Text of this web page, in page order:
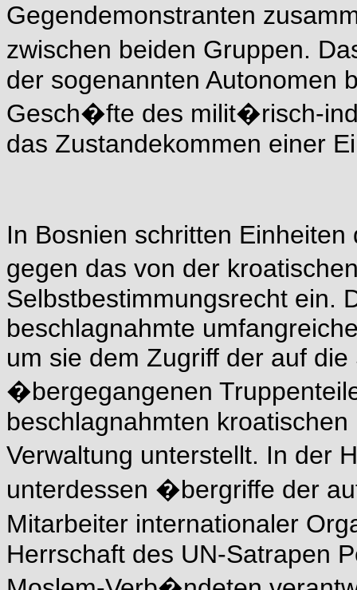
Gegendemonstranten
zwischen beiden Gruppen.
der sogenannten Autonomen
Gesch�fte des milit�risch-
das Zustandekommen einer
In Bosnien schritten
gegen das von der
Selbstbestimmungsrecht ein.
beschlagnahmte
um sie dem Zugriff der auf
�bergegangenen
beschlagnahmten
Verwaltung unterstellt. In der
unterdessen �bergriffe der
Mitarbeiter internationaler
Herrschaft des UN-Satrapen